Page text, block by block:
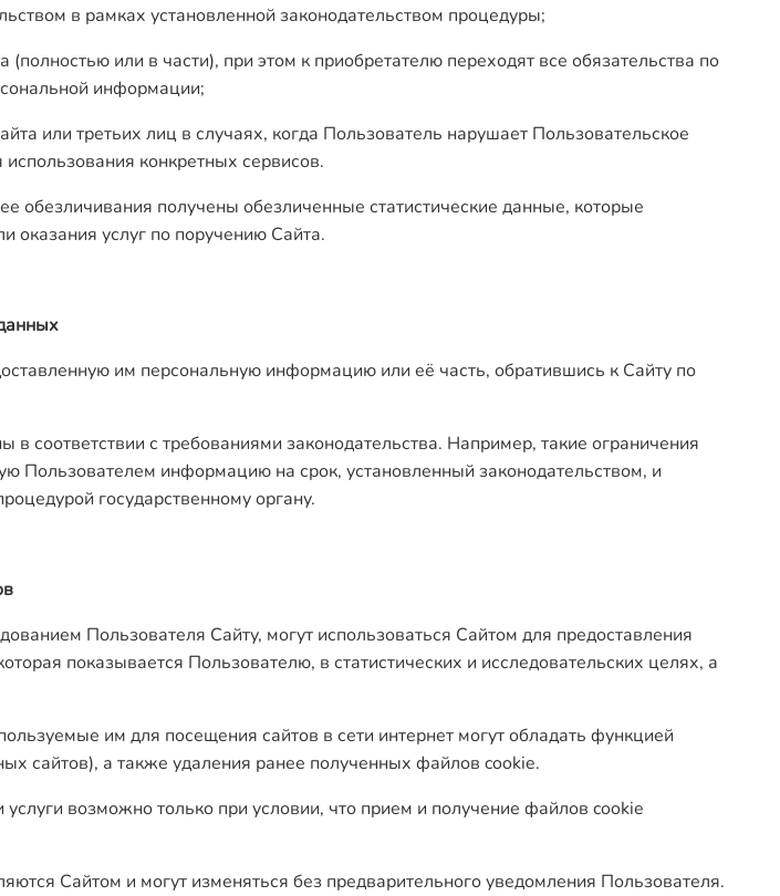
в рамках установленной законодательством процедуры;
или в части), при этом к приобретателю переходят все обязательства по
информации;
или третьих лиц в случаях, когда Пользователь нарушает Пользовательское
конкретных сервисов.
обезличивания получены обезличенные статистические данные, которые
оказания услуг по поручению Сайта.
им персональную информацию или её часть, обратившись к Сайту по
соответствии с требованиями законодательства. Например, такие ограничения
Пользователем информацию на срок, установленный законодательством, и
государственному органу.
Пользователя Сайту, могут использоваться Сайтом для предоставления
показывается Пользователю, в статистических и исследовательских целях, а
им для посещения сайтов в сети интернет могут обладать функцией
сайтов), а также удаления ранее полученных файлов cookie.
возможно только при условии, что прием и получение файлов cookie
Сайтом и могут изменяться без предварительного уведомления Пользователя.